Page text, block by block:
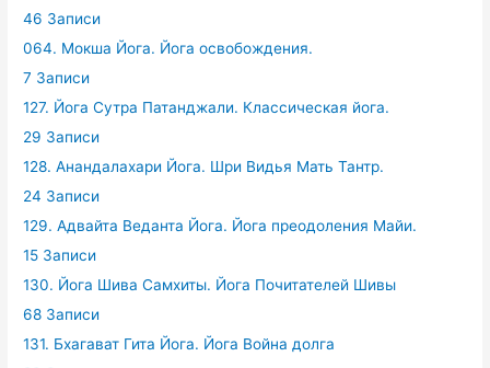
46 Записи
064. Мокша Йога. Йога освобождения.
7 Записи
127. Йога Сутра Патанджали. Классическая йога.
29 Записи
128. Анандалахари Йога. Шри Видья Мать Тантр.
24 Записи
129. Адвайта Веданта Йога. Йога преодоления Майи.
15 Записи
130. Йога Шива Самхиты. Йога Почитателей Шивы
68 Записи
131. Бхагават Гита Йога. Йога Война долга